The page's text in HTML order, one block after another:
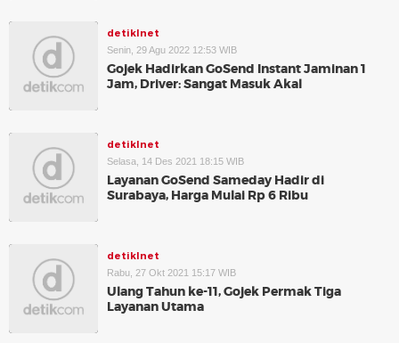
detikInet
Senin, 29 Agu 2022 12:53 WIB
Gojek Hadirkan GoSend Instant Jaminan 1
Jam, Driver: Sangat Masuk Akal
detikInet
Selasa, 14 Des 2021 18:15 WIB
Layanan GoSend Sameday Hadir di
Surabaya, Harga Mulai Rp 6 Ribu
detikInet
Rabu, 27 Okt 2021 15:17 WIB
Ulang Tahun ke-11, Gojek Permak Tiga
Layanan Utama